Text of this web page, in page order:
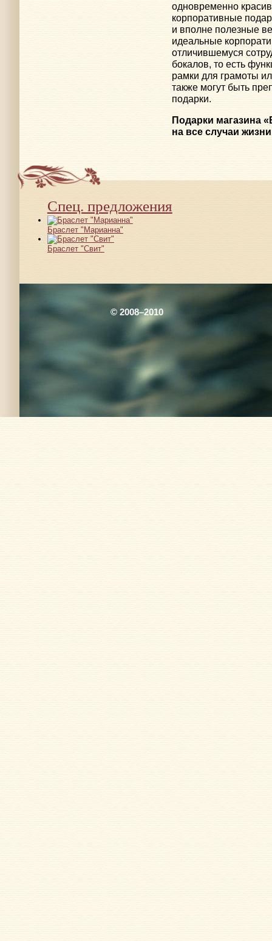
одновременно
корпоративные
и вполне полезные
идеальные
отличившемуся
бокалов, то есть
рамки для грамоты
также могут быть
подарки.
Подарки магазина
на все случаи
Спец. предложения
Браслет "Марианна"
Браслет "Свит"
© 2008–2010